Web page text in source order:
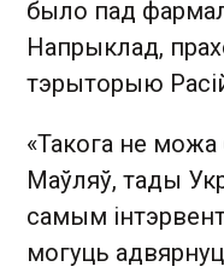
было пад
Напрыклад,
тэрыторыю
«Такога не
Маўляў, тады
самым
могуць